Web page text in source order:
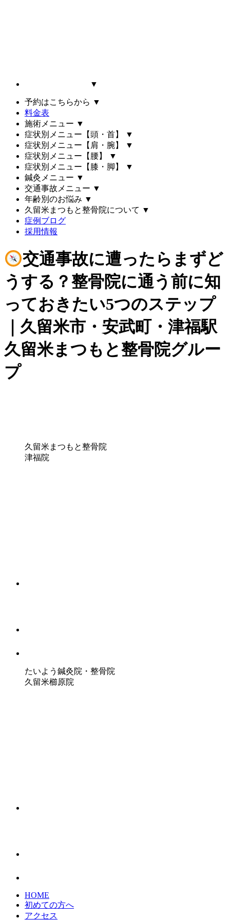
▼
予約はこちらから ▼
料金表
施術メニュー ▼
症状別メニュー【頭・首】
▼
症状別メニュー【肩・腕】
▼
症状別メニュー【腰】
▼
症状別メニュー【膝・脚】
▼
鍼灸メニュー ▼
交通事故メニュー ▼
年齢別のお悩み ▼
久留米まつもと整骨院について ▼
症例ブログ
採用情報
交通事故に遭ったらまずど
うする？整骨院に通う前に知
っておきたい5つのステップ
｜久留米市・安武町・津福駅
久留米まつもと整骨院グルー
プ
久留米まつもと整骨院
津福院
たいよう鍼灸院・整骨院
久留米櫛原院
HOME
初めての方へ
アクセス